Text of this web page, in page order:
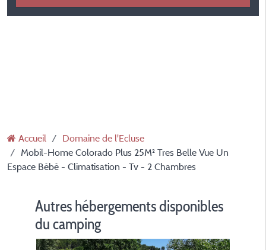
Accueil
Domaine de l'Ecluse
Mobil-Home Colorado Plus 25M² Tres Belle Vue Un
Espace Bébé - Climatisation - Tv - 2 Chambres
Autres hébergements disponibles
du camping